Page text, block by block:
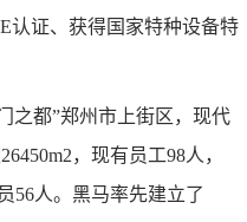
认证、获得国家特种设备特
之都”郑州市上街区，现代
，现有员工98人，
56人。黑马率先建立了